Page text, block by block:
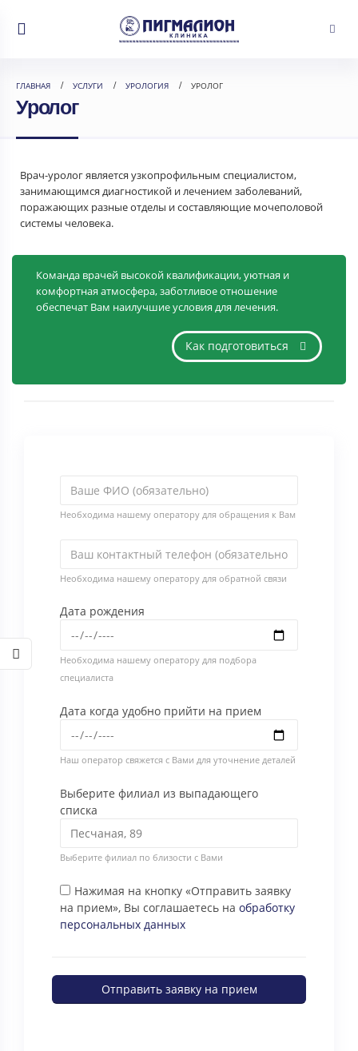
ГЛАВНАЯ УСЛУГИ УРОЛОГИЯ УРОЛОГ
Уролог
Врач-уролог является узкопрофильным специалистом,
занимающимся диагностикой и лечением заболеваний,
поражающих разные отделы и составляющие мочеполовой
системы человека.
Команда врачей высокой квалификации, уютная и
комфортная атмосфера, заботливое отношение
обеспечат Вам наилучшие условия для лечения.
Как подготовиться
Необходима нашему оператору для обращения к Вам
Необходима нашему оператору для обратной связи
Дата рождения
Необходима нашему оператору для подбора
специалиста
Дата когда удобно прийти на прием
Наш оператор свяжется с Вами для уточнение деталей
Выберите филиал из выпадающего
списка
Выберите филиал по близости с Вами
Нажимая на кнопку «Отправить заявку
на прием», Вы соглашаетесь на обработку
персональных данных